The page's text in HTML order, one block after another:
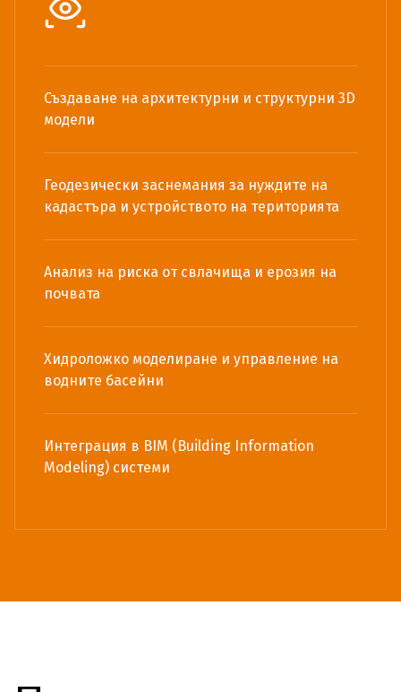
Създаване на архитектурни и структурни 3D
модели
Геодезически заснемания за нуждите на
кадастъра и устройството на територията
Анализ на риска от свлачища и ерозия на
почвата
Хидроложко моделиране и управление на
водните басейни
Интеграция в BIM (Building Information
Modeling) системи